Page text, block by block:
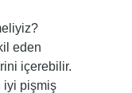
eden
içerebilir.
iyi pişmiş